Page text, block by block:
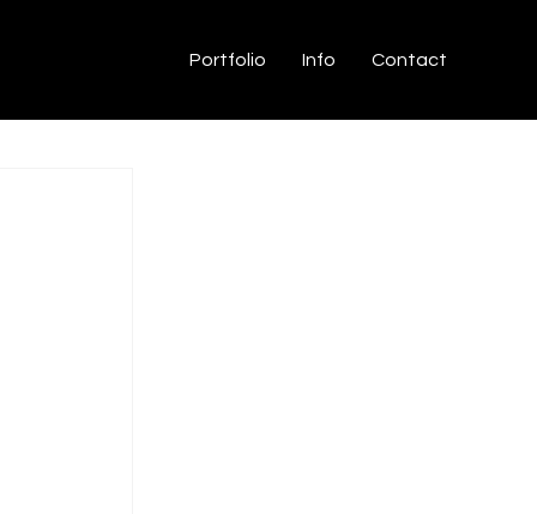
Portfolio Info Contact